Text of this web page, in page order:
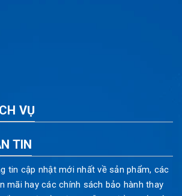
VỤ
TIN
tin cập nhật mới nhất về sản phẩm, các
mãi hay các chính sách bảo hành thay